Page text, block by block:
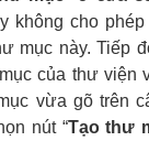
không cho
mục này. Tiếp
của thư viện
vừa gõ trên
nút “Tạo thư